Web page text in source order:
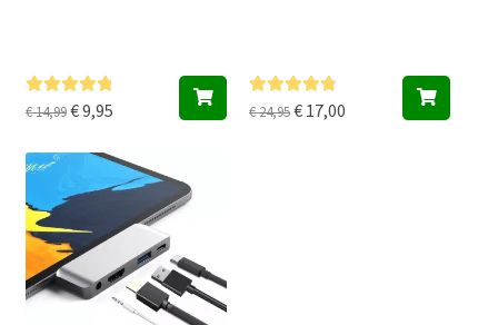
Gewaardeer
€14,99Oorspronkelijke
was:
€ 14,99.
€9,95Huidige
is:
€ 9,95.
Gewaardeer
€24,95Oorspronkelijke
€17,00Huidige